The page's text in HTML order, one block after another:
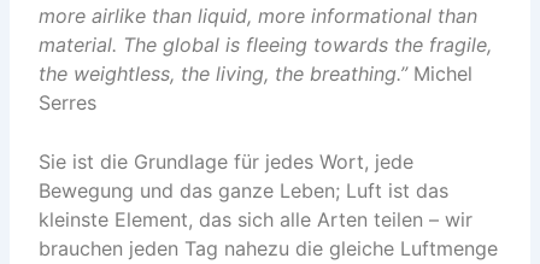
more airlike than liquid, more informational than
material. The global is fleeing towards the fragile,
the weightless, the living, the breathing.”Michel
Serres
Sie ist die Grundlage für jedes Wort, jede
Bewegung und das ganze Leben; Luft ist das
kleinste Element, das sich alle Arten teilen – wir
brauchen jeden Tag nahezu die gleiche Luftmenge